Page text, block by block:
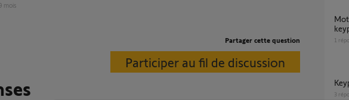
9 mois
Partager cette question
Participer au fil de discussion
Moteur gdk700 compatible avec le digicode
1
3